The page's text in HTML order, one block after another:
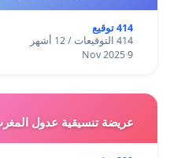
414 توقيع
414 التوقيعات / 12 أشهر
9 Nov 2025
عريضة تنسيقية عدول